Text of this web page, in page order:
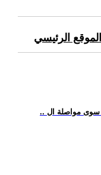
الرئيسي
سوى مواصلة ال